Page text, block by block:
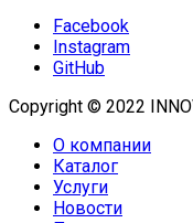
Facebook
Instagram
GitHub
Copyright © 2022
О компании
Каталог
Услуги
Новости